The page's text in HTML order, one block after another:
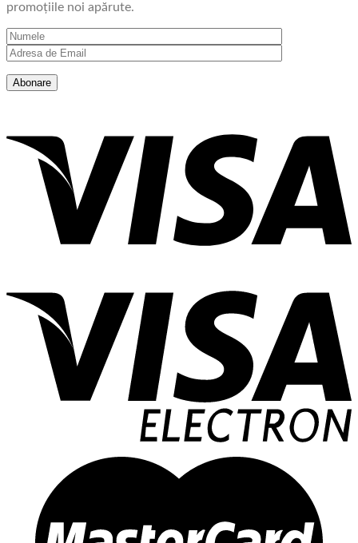
promoțiile noi apărute.